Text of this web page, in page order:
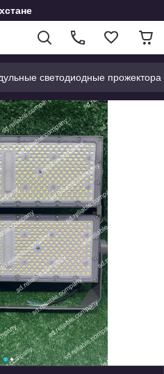
светодиодные прожектора